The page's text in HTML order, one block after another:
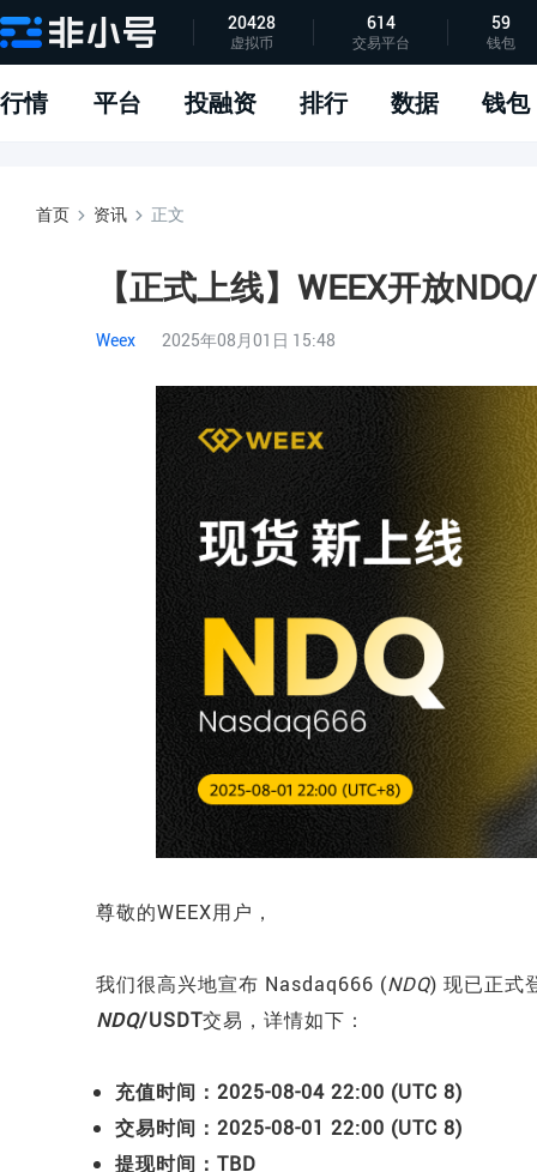
APP下载
指标说明
问题反馈
20428
虚拟币
614
交易平台
59
钱包
行情 平台 投融资 排行 数据 钱包
首页 资讯 正文
【正式上线】WEEX开放
Weex 2025年08月01日 15:48
尊敬的WEEX用户，
我们很高兴地宣布 Nasdaq666 (NDQ) 现已正式
NDQ/USDT交易，详情如下：
充值时间：2025-08-04 22:00 (UTC 8)
交易时间：2025-08-01 22:00 (UTC 8)
提现时间：TBD